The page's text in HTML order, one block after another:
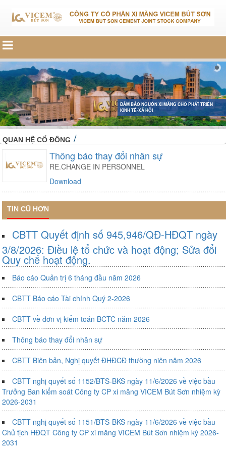
ĐẢM BẢO NGUỒN XI MĂNG CHO PHÁT TRIỂN
KINH TẾ-XÃ HỘI
QUAN HỆ CỔ ĐÔNG /
Thông báo thay đổi nhân sự
RE.CHANGE IN PERSONNEL
Download
TIN CŨ HƠN
CBTT Quyết định số 945,946/QĐ-HĐQT ngày
3/8/2026: Điều lệ tổ chức và hoạt động; Sửa đổi
Quy chế hoạt động.
Báo cáo Quản trị 6 tháng đầu năm 2026
CBTT Báo cáo Tài chính Quý 2-2026
CBTT về đơn vị kiểm toán BCTC năm 2026
Thông báo thay đổi nhân sự
CBTT Biên bản, Nghị quyết ĐHĐCĐ thường niên năm 2026
CBTT nghị quyết số 1152/BTS-BKS ngày 11/6/2026 về việc bầu
Trưởng Ban kiểm soát Công ty CP xi măng VICEM Bút Sơn nhiệm kỳ
2026-2031
CBTT nghị quyết số 1151/BTS-BKS ngày 11/6/2026 về việc bầu
Chủ tịch HĐQT Công ty CP xi măng VICEM Bút Sơn nhiệm kỳ 2026-
2031